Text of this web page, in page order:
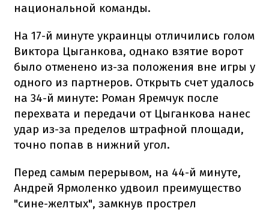
национальной команды.
На 17-й минуте украинцы отличились голом
Виктора Цыганкова, однако взятие ворот
было отменено из-за положения вне игры у
одного из партнеров. Открыть счет удалось
на 34-й минуте: Роман Яремчук после
перехвата и передачи от Цыганкова нанес
удар из-за пределов штрафной площади,
точно попав в нижний угол.
Перед самым перерывом, на 44-й минуте,
Андрей Ярмоленко удвоил преимущество
"сине-желтых", замкнув прострел